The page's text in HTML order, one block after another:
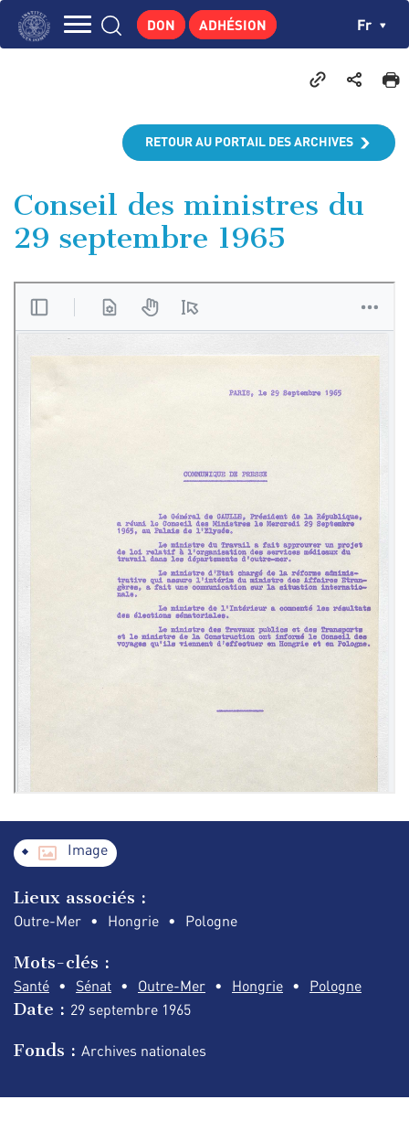
Aller
CENTRE DE RECHERCHES
PUBLICATIONS
ACTUALITÉS
ENSEIGNEMENT
DON ADHÉSION Fr
RETOUR AU PORTAIL DES ARCHIVES
Conseil des ministres du
29 septembre 1965
Image
Lieux associés :
Outre-Mer Hongrie Pologne
Mots-clés :
Santé Sénat Outre-Mer Hongrie Pologne
Date : 29 septembre 1965
Fonds : Archives nationales
Panneau de gestion des cookies